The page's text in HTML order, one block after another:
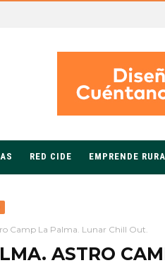
RED CIDE EMPRENDE
Camp La Palma. Lunar Chill Out.
ASTRO